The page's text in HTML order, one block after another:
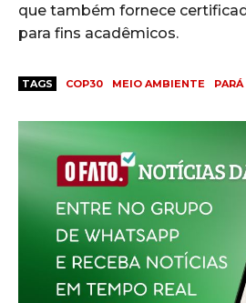
que também fornece
para fins acadêmicos.
TAGS COP30 MEIO AMBIENTE PARÁ